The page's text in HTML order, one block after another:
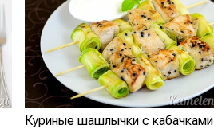
Куриные шашлычки с кабачками